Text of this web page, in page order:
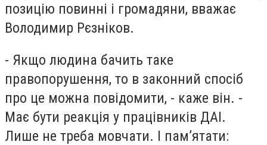
позицію повинні і громадяни, вважає
Володимир Рєзніков.
- Якщо людина бачить таке
правопорушення, то в законний спосіб
про це можна повідомити, - каже він. -
Має бути реакція у працівників ДАІ.
Лише не треба мовчати. І пам’ятати: